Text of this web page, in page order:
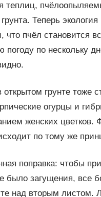
теплиц,
Теперь экология
что пчёл становится
погоду по нескольку
открытом грунте тоже
огурцы и
женских цветков.
по тому же
поправка: чтобы
было загущения, все
над вторым листом.